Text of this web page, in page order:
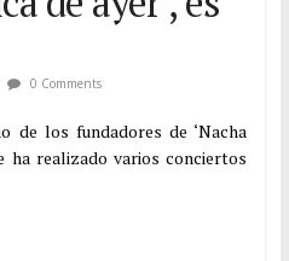
0 Comments
de los fundadores de ‘Nacha
ha realizado varios conciertos